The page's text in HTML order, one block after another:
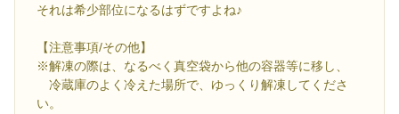
それは希少部位になるはずですよね♪
【注意事項/その他】
※解凍の際は、なるべく真空袋から他の容器等に移し、
冷蔵庫のよく冷えた場所で、ゆっくり解凍してくださ
い。